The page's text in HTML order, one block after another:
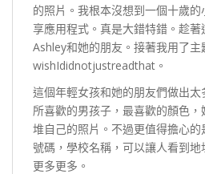
的照片。我根本沒想到一個十歲
享應用程式。真是大錯特錯。趁
Ashley和她的朋友。接著我用了主
wishIdidnotjustreadthat。
這個年輕女孩和她的朋友們做出
所喜歡的男孩子，最喜歡的顏色
堆自己的照片。不過更值得擔心
號碼，學校名稱，可以讓人看到
更多更多。